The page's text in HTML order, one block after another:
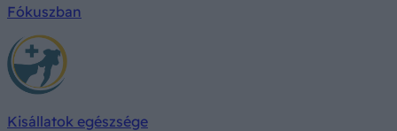
Fókuszban
Kisállatok egészsége